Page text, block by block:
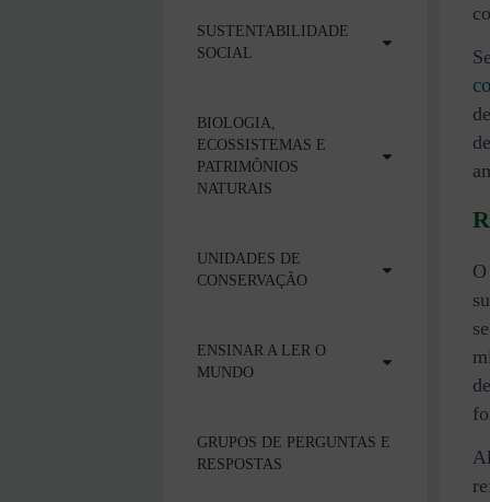
SUSTENTABILIDADE
SOCIAL
BIOLOGIA,
ECOSSISTEMAS E
PATRIMÔNIOS
NATURAIS
UNIDADES DE
CONSERVAÇÃO
ENSINAR A LER O
MUNDO
GRUPOS DE PERGUNTAS E
RESPOSTAS